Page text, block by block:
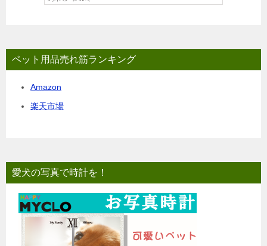
ペット用品売れ筋ランキング
Amazon
楽天市場
愛犬の写真で時計を！